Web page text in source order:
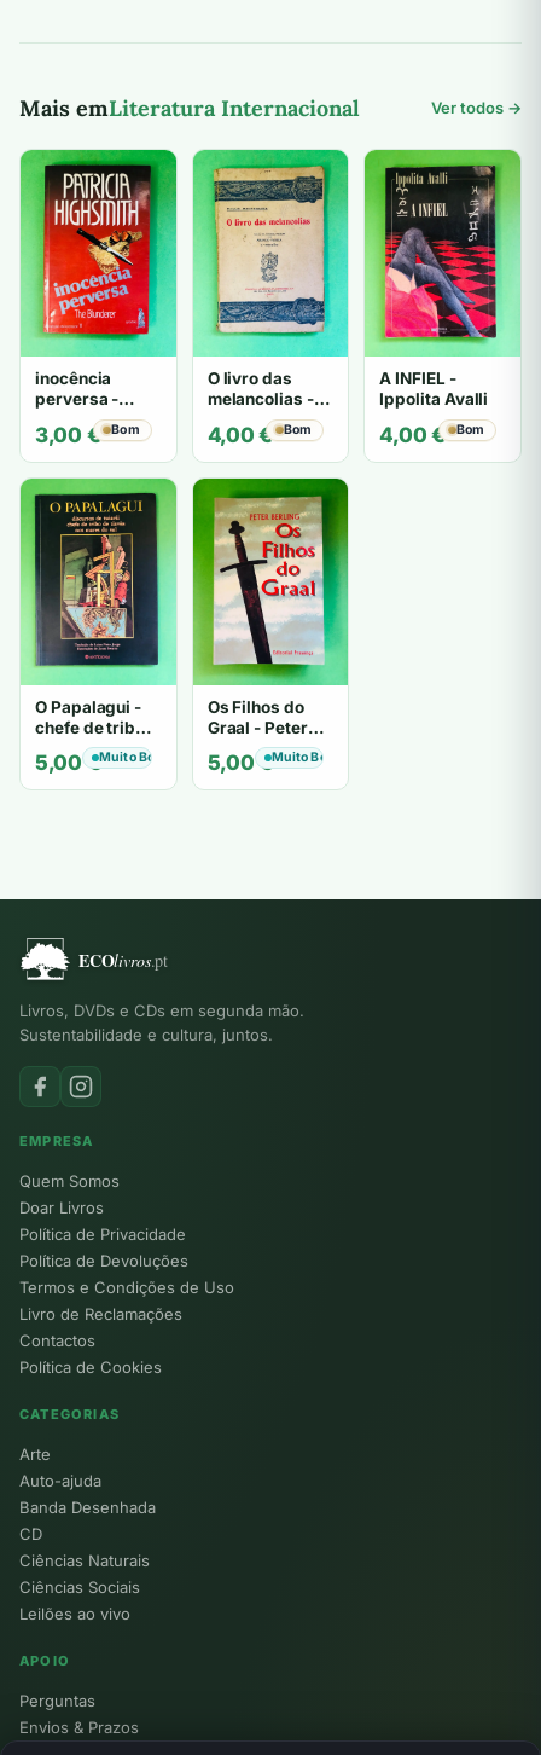
Mais emLiteratura Internacional Ver todos →
inocência
perversa -
PATRICIA
HIGHSMITH
3,00 € Bom
O livro das
melancolias -
Mantegazza
4,00€ Bom
A INFIEL -
Ippolita Avalli
4,00€ Bom
O Papalagui -
chefe de tribo
de tiavéa
5,00€Muito Bom
Os Filhos do
Graal - Peter
Berling
5,00€Muito Bom
Livros, DVDs e CDs em segunda mão.
Sustentabilidade e cultura, juntos.
EMPRESA
Quem Somos
Doar Livros
Política de Privacidade
Política de Devoluções
Termos e Condições de Uso
Livro de Reclamações
Contactos
Política de Cookies
CATEGORIAS
Arte
Auto-ajuda
Banda Desenhada
CD
Ciências Naturais
Ciências Sociais
Leilões ao vivo
APOIO
Perguntas
Envios & Prazos